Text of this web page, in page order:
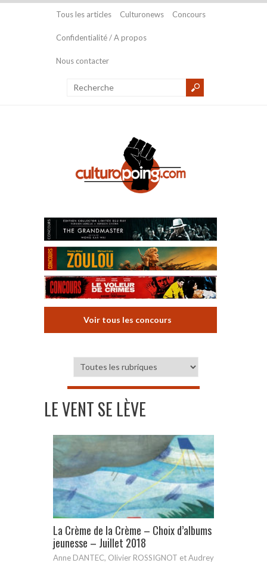
Tous les articles Culturonews Concours
Confidentialité / A propos
Nous contacter
Voir tous les concours
LE VENT SE LÈVE
La Crème de la Crème – Choix d’albums
jeunesse – Juillet 2018
Anne DANTEC, Olivier ROSSIGNOT et Audrey